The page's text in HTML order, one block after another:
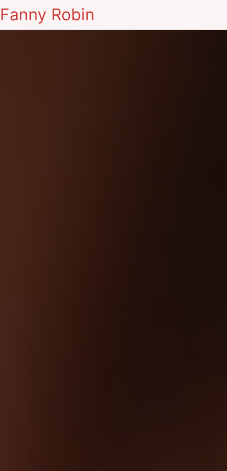
Fanny Robin